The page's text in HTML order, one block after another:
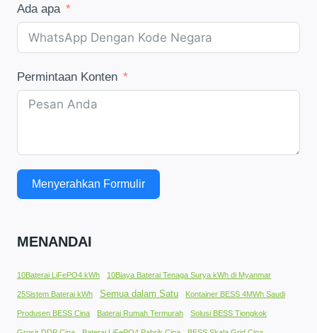
Ada apa
Permintaan Konten
Menyerahkan Formulir
MENANDAI
10Baterai LiFePO4 kWh 10Biaya Baterai Tenaga Surya kWh di Myanmar
25Sistem Baterai kWh Semua dalam Satu Kontainer BESS 4MWh Saudi
Produsen BESS Cina Baterai Rumah Termurah Solusi BESS Tiongkok